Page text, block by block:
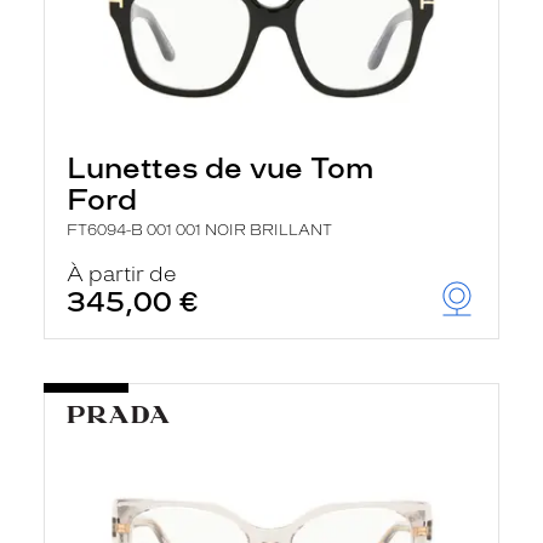
Lunettes de vue Tom
Ford
FT6094-B 001 001 NOIR BRILLANT
À partir de
345,00 €